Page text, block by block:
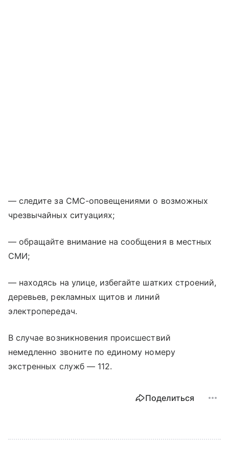
— следите за СМС-оповещениями о возможных
чрезвычайных ситуациях;
— обращайте внимание на сообщения в местных
СМИ;
— находясь на улице, избегайте шатких строений,
деревьев, рекламных щитов и линий
электропередач.
В случае возникновения происшествий
немедленно звоните по единому номеру
экстренных служб — 112.
Поделиться